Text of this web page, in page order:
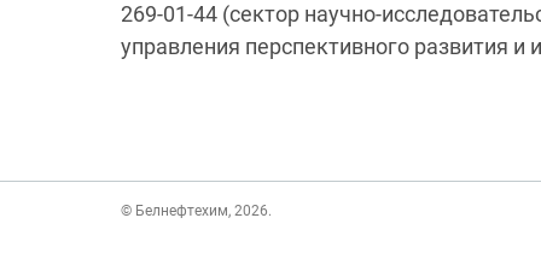
269-01-44 (сектор научно-
управления перспективного развития и
© Белнефтехим, 2026.